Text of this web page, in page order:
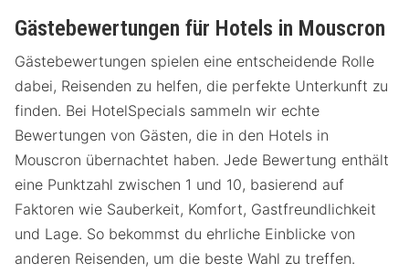
Gästebewertungen für Hotels in Mouscron
Gästebewertungen spielen eine entscheidende Rolle
dabei, Reisenden zu helfen, die perfekte Unterkunft zu
finden. Bei HotelSpecials sammeln wir echte
Bewertungen von Gästen, die in den Hotels in
Mouscron übernachtet haben. Jede Bewertung enthält
eine Punktzahl zwischen 1 und 10, basierend auf
Faktoren wie Sauberkeit, Komfort, Gastfreundlichkeit
und Lage. So bekommst du ehrliche Einblicke von
anderen Reisenden, um die beste Wahl zu treffen.